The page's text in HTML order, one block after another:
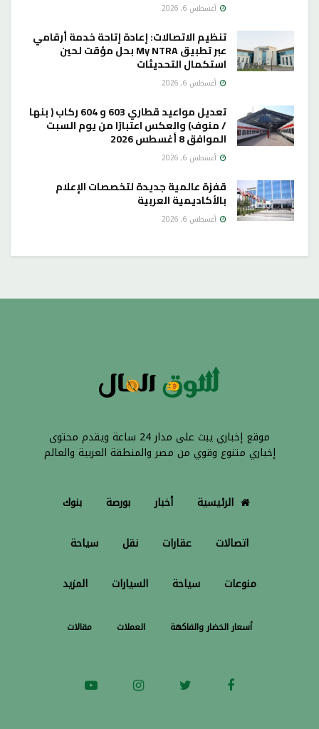
أغسطس 6, 2026
تنظيم الاتصالات: إعادة إتاحة خدمة أرقامي
عبر تطبيق My NTRA بحل مؤقت لحين
استكمال التحديثات
أغسطس 6, 2026
تعديل مواعيد قطاري 603 و 604 ركاب ( بنها
/ منوف) والعكس اعتبارًا من يوم السبت
الموافق 8 أغسطس 2026
أغسطس 6, 2026
قفزة عالمية جديدة لتخصصات الإعلام
بالأكاديمية العربية
أغسطس 6, 2026
موقع إخباري يبث على مدار 24 ساعة ويقدم محتوى
إخباري متنوع وقوي من مصر والمنطقة العربية والعالم
الرئيسية أخبار بورصة بنوك
اتصالات عقارات نقل سياحة
منوعات سياحة السيارات المزيد
أسعار الخضار والفاكهة العملات مقالات